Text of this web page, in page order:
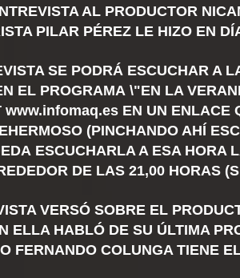
AL PRODUCTOR
PILAR PÉREZ LE HIZO EN
SE PODRÁ ESCUCHAR A
EL PROGRAMA \"EN LA
www.infomaq.es EN UN ENLACE
(PINCHANDO AHÍ
ESCUCHARLA A ESA HORA
DE LAS 21,00 HORAS
VERSÓ SOBRE EL
ELLA HABLÓ DE SU ÚLTIMA
FERNANDO COLUNGA TIENE